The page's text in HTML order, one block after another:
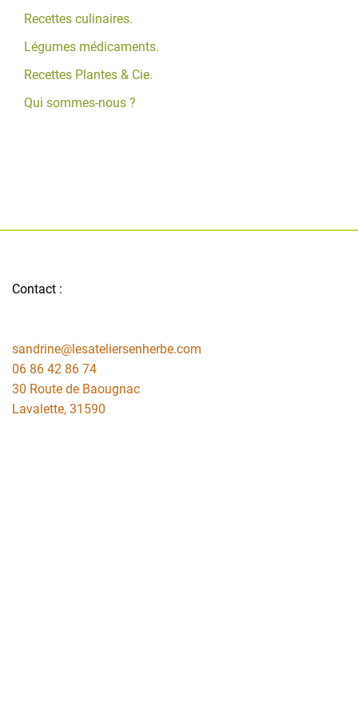
Recettes culinaires.
Légumes médicaments.
Recettes Plantes & Cie.
Qui sommes-nous ?
Contact :
sandrine@lesateliersenherbe.com
06 86 42 86 74
30 Route de Baougnac
Lavalette, 31590